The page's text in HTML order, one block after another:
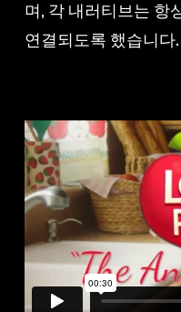
며, 각 내러티브는 항
연결되도록 했습니다.